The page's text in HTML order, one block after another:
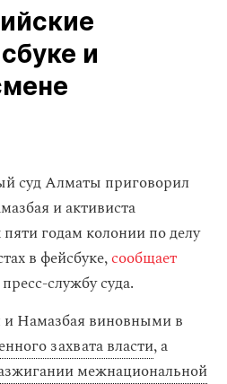
и
суд Алматы приговорил
и активиста
годам колониипо делу
в фейсбуке,сообщает
службу суда.
и Намазбая виновными в
захвата власти, а
межнациональной